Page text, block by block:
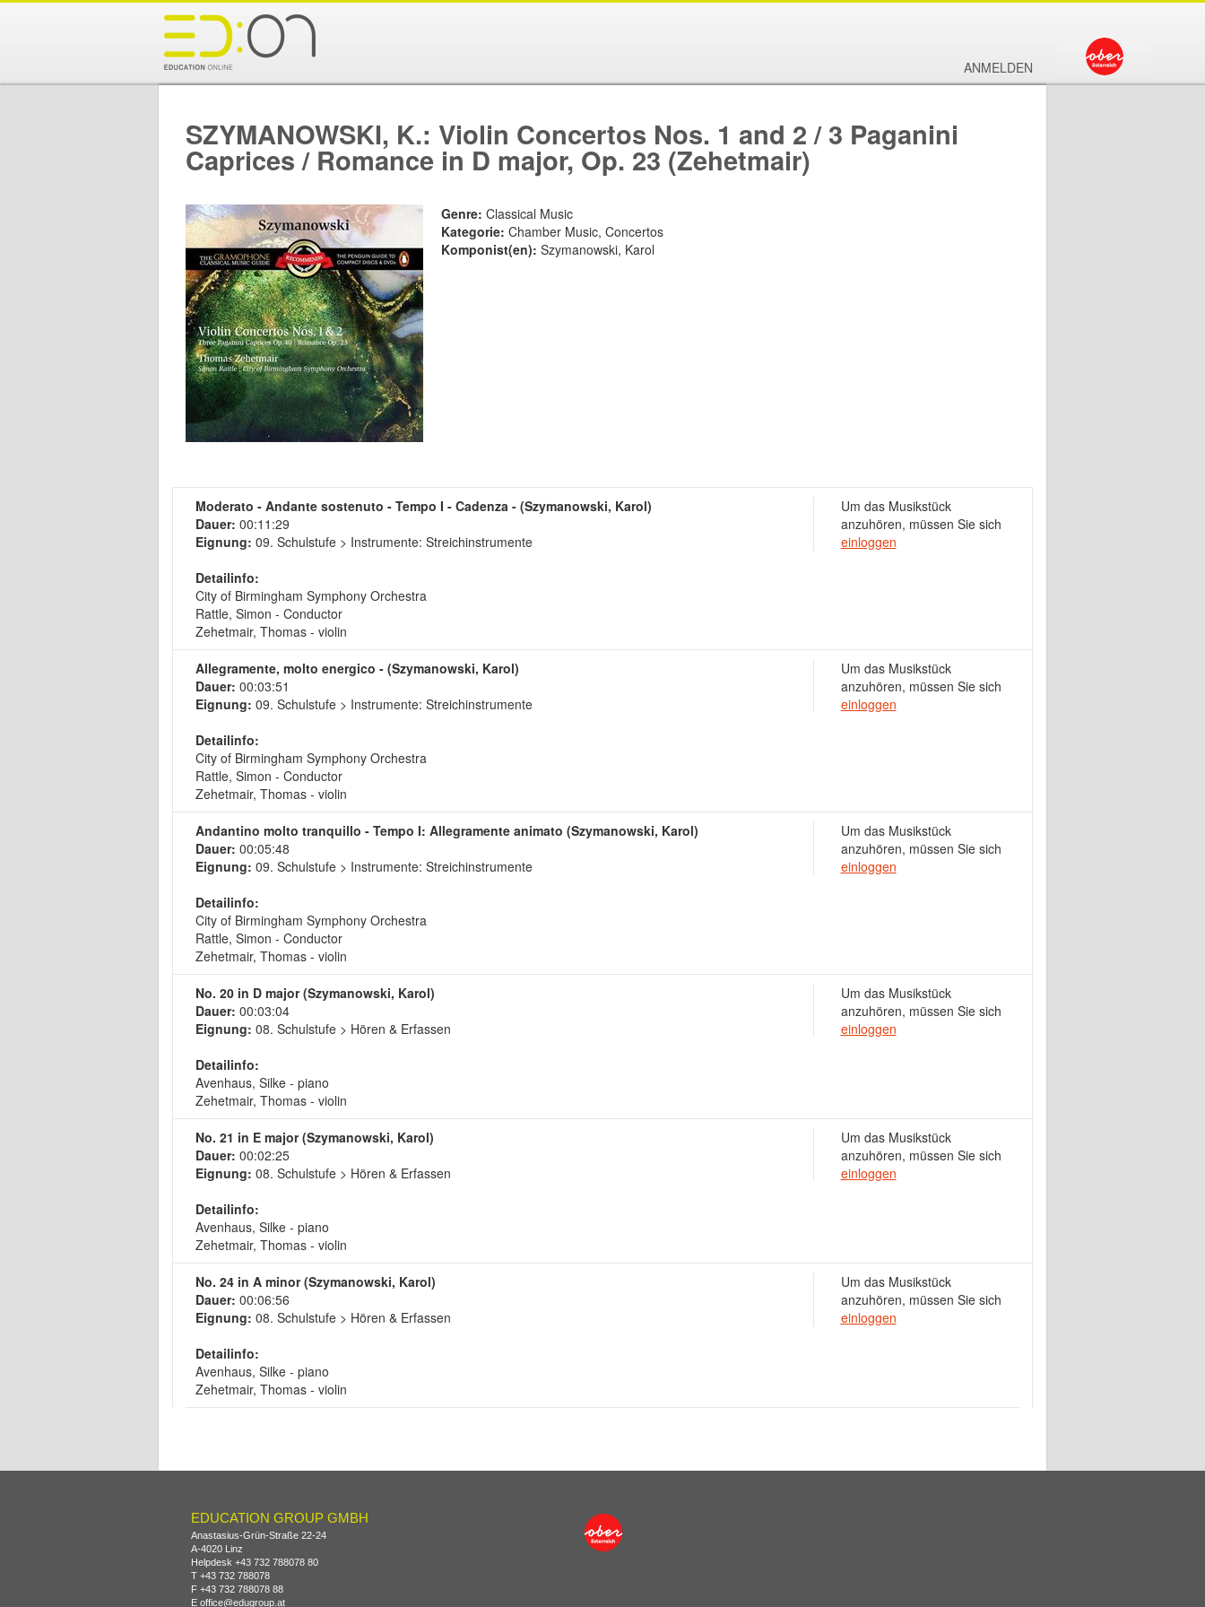
ANMELDEN
SZYMANOWSKI, K.: Violin Concertos Nos. 1 and 2 / 3 Paganini
Caprices / Romance in D major, Op. 23 (Zehetmair)
Genre: Classical Music
Kategorie: Chamber Music, Concertos
Komponist(en): Szymanowski, Karol
Moderato - Andante sostenuto - Tempo I - Cadenza - (Szymanowski, Karol)
Dauer: 00:11:29
Eignung: 09. Schulstufe > Instrumente: Streichinstrumente
Detailinfo:
City of Birmingham Symphony Orchestra
Rattle, Simon - Conductor
Zehetmair, Thomas - violin
Um das Musikstück
anzuhören, müssen Sie sich
einloggen
Allegramente, molto energico - (Szymanowski, Karol)
Dauer: 00:03:51
Eignung: 09. Schulstufe > Instrumente: Streichinstrumente
Detailinfo:
City of Birmingham Symphony Orchestra
Rattle, Simon - Conductor
Zehetmair, Thomas - violin
Um das Musikstück
anzuhören, müssen Sie sich
einloggen
Andantino molto tranquillo - Tempo I: Allegramente animato (Szymanowski, Karol)
Dauer: 00:05:48
Eignung: 09. Schulstufe > Instrumente: Streichinstrumente
Detailinfo:
City of Birmingham Symphony Orchestra
Rattle, Simon - Conductor
Zehetmair, Thomas - violin
Um das Musikstück
anzuhören, müssen Sie sich
einloggen
No. 20 in D major (Szymanowski, Karol)
Dauer: 00:03:04
Eignung: 08. Schulstufe > Hören & Erfassen
Detailinfo:
Avenhaus, Silke - piano
Zehetmair, Thomas - violin
Um das Musikstück
anzuhören, müssen Sie sich
einloggen
No. 21 in E major (Szymanowski, Karol)
Dauer: 00:02:25
Eignung: 08. Schulstufe > Hören & Erfassen
Detailinfo:
Avenhaus, Silke - piano
Zehetmair, Thomas - violin
Um das Musikstück
anzuhören, müssen Sie sich
einloggen
No. 24 in A minor (Szymanowski, Karol)
Dauer: 00:06:56
Eignung: 08. Schulstufe > Hören & Erfassen
Detailinfo:
Avenhaus, Silke - piano
Zehetmair, Thomas - violin
Um das Musikstück
anzuhören, müssen Sie sich
einloggen
EDUCATION GROUP GMBH
Anastasius-Grün-Straße 22-24
A-4020 Linz
Helpdesk +43 732 788078 80
T +43 732 788078
F +43 732 788078 88
E office@edugroup.at